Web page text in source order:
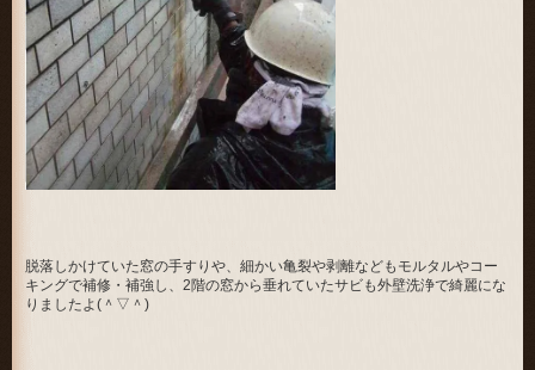
脱落しかけていた窓の手すりや、細かい亀裂や剥離などもモルタルやコー
キングで補修・補強し、2階の窓から垂れていたサビも外壁洗浄で綺麗にな
りましたよ(＾▽＾)